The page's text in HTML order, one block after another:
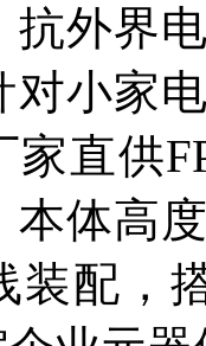
抗外界
对小家
家直供
本体高
装配，